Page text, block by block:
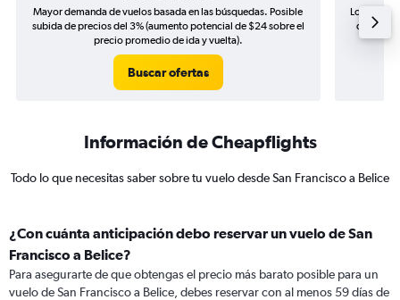
Mayor demanda de vuelos basada en las búsquedas. Posible
subida de precios del 3% (aumento potencial de $24 sobre el
precio promedio de ida y vuelta).
Buscar ofertas
Los
de
Información de Cheapflights
Todo lo que necesitas saber sobre tu vuelo desde San Francisco a Belice
¿Con cuánta anticipación debo reservar un vuelo de San
Francisco a Belice?
Para asegurarte de que obtengas el precio más barato posible para un
vuelo de San Francisco a Belice, debes reservar con al menos 59 días de